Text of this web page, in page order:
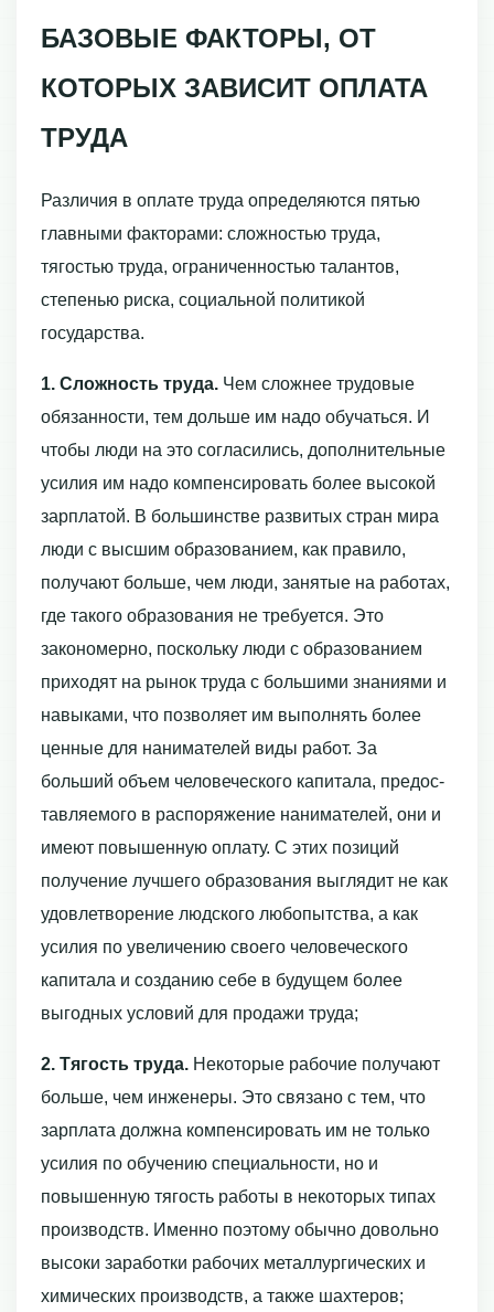
БАЗОВЫЕ ФАКТОРЫ, ОТ
КОТОРЫХ ЗАВИСИТ ОПЛАТА
ТРУДА
Различия в оплате труда определяются пятью
главными факторами: сложностью труда,
тягостью труда, ограниченностью талантов,
степенью риска, социальной политикой
государства.
1. Сложность труда. Чем сложнее трудовые
обязанности, тем дольше им надо обучаться. И
чтобы люди на это согласились, дополнительные
усилия им надо компенсировать более высокой
зарплатой. В большинстве развитых стран мира
люди с высшим образованием, как правило,
получают больше, чем люди, занятые на работах,
где такого образования не требуется. Это
закономерно, поскольку люди с образованием
приходят на рынок тру­да с большими знаниями и
навыками, что позволяет им выполнять более
ценные для нанимателей виды работ. За
больший объем человеческого капитала, предос­
тавляемого в распоряжение нанимателей, они и
имеют повышенную оплату. С этих позиций
получение лучшего образования выглядит не как
удовлетворение людского любопытства, а как
усилия по увеличению своего человеческого
капитала и созда­нию себе в будущем более
выгодных условий для продажи труда;
2. Тягость труда. Некоторые рабочие получают
больше, чем инженеры. Это связано с тем, что
зарплата должна компенсировать им не только
усилия по обуче­нию специальности, но и
повышенную тягость работы в некоторых типах
произ­водств. Именно поэтому обычно довольно
высоки заработки рабочих металлурги­ческих и
химических производств, а также шахтеров;